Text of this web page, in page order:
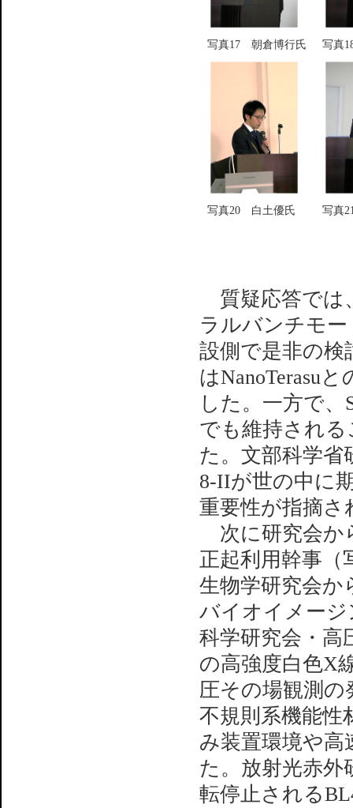
写真17 朝倉博行氏 写真
写真20 白土優氏 写真
質疑応答では
ラルバンチモ
設側で是非の
はNanoTerasu
した。一方で、
でも維持され
た。文部科学省
8-IIが世の中に
重要性が指摘さ
次に研究会か
正起利用幹事（
生物学研究会
バイオイメー
科学研究会・高
の高強度白色X
圧その場観測の
不規則系機能性
み装置環境や高
た。放射光赤外
転停止される